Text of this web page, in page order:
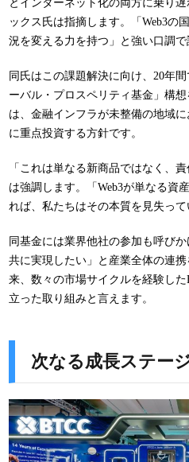
とインターネット化の両方に乗り
ックス氏は指摘します。「Web3の
況を変える力を持つ」と強い口調で
同氏はこの課題解決に向け、20年
ーバル・プロスペリティ基金」構
は、金融インフラが未整備の地域
に重点投資する方針です。
「これは単なる新商品ではなく、
は強調します。「Web3が単なる資
れば、私たちはその本質を見失って
同基金には業界他社の参加も呼び
共に実現したい」と産業全体の連
来、数々の市場サイクルを経験し
立った取り組みと言えます。
次なる成長ステー